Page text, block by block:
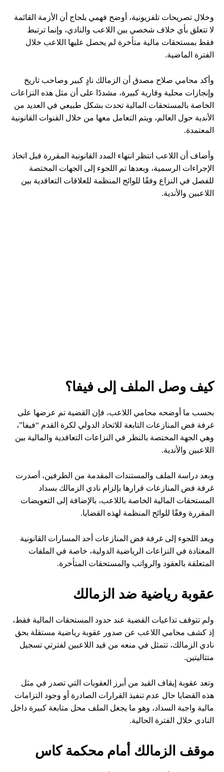
وخلال تصريحات تلفزيونية، أوضح فهمي بلحاج أن الأزمة القائمة
لا تتعلق بأي خلاف شخصي بين اللاعب والنادي، وإنما ترتبط
فقط بمستحقات مالية متأخرة لم يحصل عليها اللاعب خلال
الفترة الماضية.
وأكد محامي صلاح مصدق أن الزمالك نادٍ كبير وصاحب تاريخ
وإنجازات محلية وقارية كبيرة، مشددًا على أن مثل هذه النزاعات
الخاصة بالمستحقات المالية تحدث بشكل طبيعي في العديد من
الأندية حول العالم، ويتم التعامل معها من خلال القنوات القانونية
المعتمدة.
وأضاف أن اللاعب انتظر انتهاء المدد القانونية المقررة قبل اتخاذ
الإجراءات الرسمية، وبعدها تم اللجوء إلى الجهات المختصة
للفصل في النزاع وفقًا للوائح المنظمة للعلاقات التعاقدية بين
اللاعبين والأندية.
كيف وصل الملف إلى فيفا؟
بحسب ما أوضحه محامي اللاعب، فإن القضية تم عرضها على
غرفة فض المنازعات التابعة للاتحاد الدولي لكرة القدم “فيفا”،
وهي الجهة المختصة بالنظر في النزاعات التعاقدية والمالية بين
اللاعبين والأندية.
وبعد دراسة الملف والمستندات المقدمة من الطرفين، أصدرت
غرفة فض المنازعات قرارها بإلزام نادي الزمالك بسداد
المستحقات المالية الخاصة باللاعب، بالإضافة إلى التعويضات
المقررة وفقًا للوائح المنظمة لهذه القضايا.
ويعد اللجوء إلى غرفة فض المنازعات أحد المسارات القانونية
المعتادة في النزاعات الرياضية الدولية، خاصة في الملفات
المتعلقة بالعقود والرواتب والمستحقات المتأخرة.
عقوبة رياضية ضد الزمالك
ولم تتوقف تداعيات القضية عند حدود المستحقات المالية فقط،
إذ كشف محامي اللاعب عن صدور عقوبة رياضية مستقلة بحق
نادي الزمالك، تتمثل في منعه من قيد اللاعبين لفترتي تسجيل
متتاليتين.
وتعد عقوبة إيقاف القيد من أبرز العقوبات التي تصدر في مثل
هذه القضايا حال عدم تنفيذ القرارات الصادرة أو وجود التزامات
مالية واجبة السداد، وهو ما يجعل الملف محل متابعة كبيرة داخل
النادي خلال الفترة الحالية.
موقف الزمالك أمام محكمة كاس